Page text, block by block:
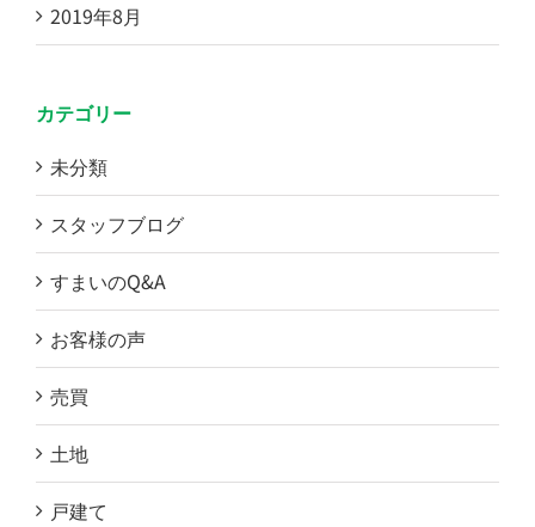
2019年8月
カテゴリー
未分類
スタッフブログ
すまいのQ&A
お客様の声
売買
土地
戸建て